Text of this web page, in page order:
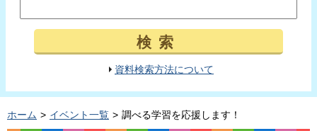
検索
資料検索方法について
ホーム イベント一覧 調べる学習を応援します！